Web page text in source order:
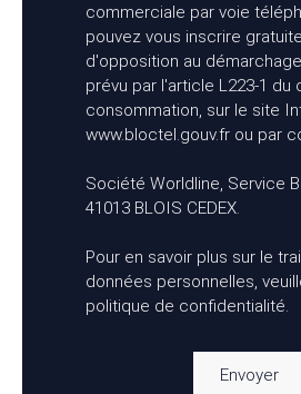
commerciale par voie
pouvez vous inscrire
d'opposition au
prévu par l'article L223-1 du
consommation, sur le site
www.bloctel.gouv.fr ou par
Société Worldline, Service
41013 BLOIS CEDEX.
Pour en savoir plus sur le
données personnelles,
politique de confidentialité.
Envoyer